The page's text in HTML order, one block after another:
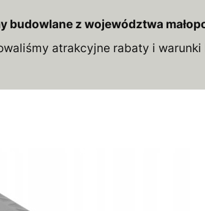
budowlane z województwa
atrakcyjne rabaty i warunki